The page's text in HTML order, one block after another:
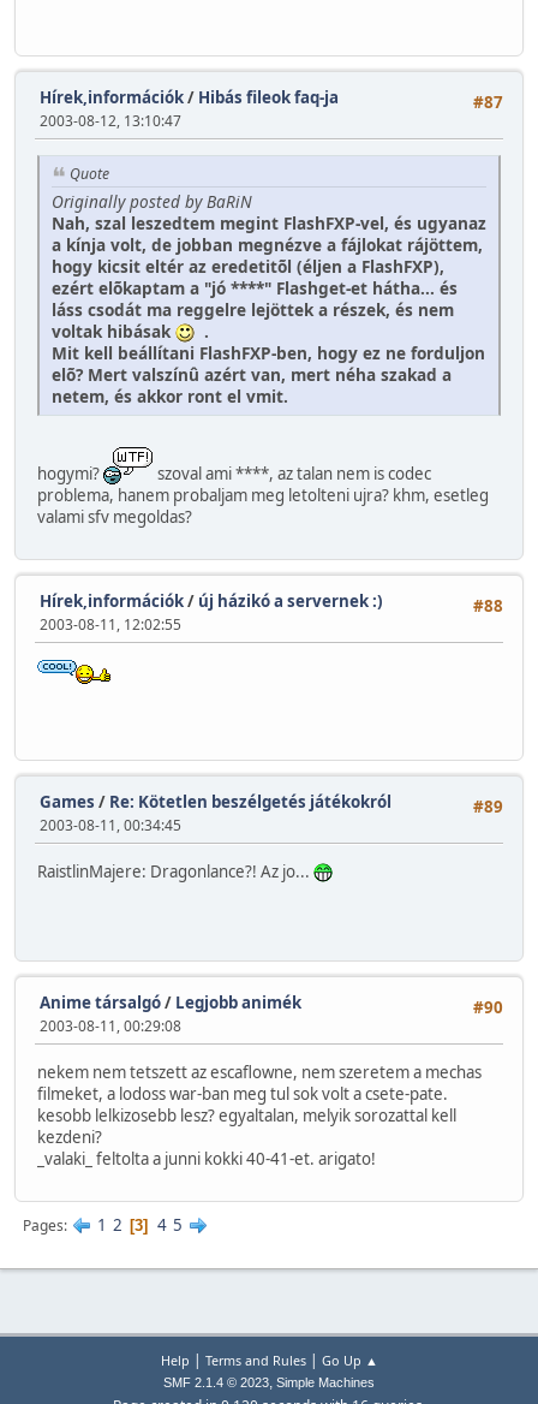
#87
Hírek,információk/ Hibás fileok faq-ja
2003-08-12, 13:10:47
Quote
Originally posted by BaRiN
Nah, szal leszedtem megint FlashFXP-vel, és ugyanaz
a kínja volt, de jobban megnézve a fájlokat rájöttem,
hogy kicsit eltér az eredetitõl (éljen a FlashFXP),
ezért elõkaptam a "jó ****" Flashget-et hátha... és
láss csodát ma reggelre lejöttek a részek, és nem
voltak hibásak
.
Mit kell beállítani FlashFXP-ben, hogy ez ne forduljon
elõ? Mert valszínû azért van, mert néha szakad a
netem, és akkor ront el vmit.
hogymi?
szoval ami ****, az talan nem is codec
problema, hanem probaljam meg letolteni ujra? khm, esetleg
valami sfv megoldas?
#88
Hírek,információk/ új házikó a servernek :)
2003-08-11, 12:02:55
#89
Games / Re: Kötetlen beszélgetés játékokról
2003-08-11, 00:34:45
RaistlinMajere: Dragonlance?! Az jo...
#90
Anime társalgó/ Legjobb animék
2003-08-11, 00:29:08
nekem nem tetszett az escaflowne, nem szeretem a mechas
filmeket, a lodoss war-ban meg tul sok volt a csete-pate.
kesobb lelkizosebb lesz? egyaltalan, melyik sorozattal kell
kezdeni?
_valaki_ feltolta a junni kokki 40-41-et. arigato!
Pages 1 2 3 4 5
Help | Terms and Rules| Go Up ▲
SMF 2.1.4 © 2023, Simple Machines